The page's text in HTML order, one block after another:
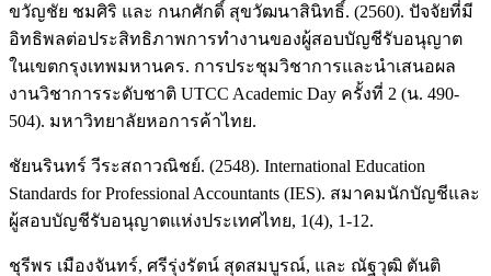
ขวัญชัย ชมศิริ และ กนกศักดิ์ สุขวัฒนาสินิทธิ์. (2560). ปัจจัยที่มี
อิทธิพลต่อประสิทธิภาพการทำงานของผู้สอบบัญชีรับอนุญาต
ในเขตกรุงเทพมหานคร. การประชุมวิชาการและนำเสนอผล
งานวิชาการระดับชาติ UTCC Academic Day ครั้งที่ 2 (น. 490-
504). มหาวิทยาลัยหอการค้าไทย.
ชัยนรินทร์ วีระสถาวณิชย์. (2548). International Education
Standards for Professional Accountants (IES). สมาคมนักบัญชีและ
ผู้สอบบัญชีรับอนุญาตแห่งประเทศไทย, 1(4), 1-12.
ชุรีพร เมืองจันทร์, ศรีรุ่งรัตน์ สุดสมบูรณ์, และ ณัฐวุฒิ ตันติ